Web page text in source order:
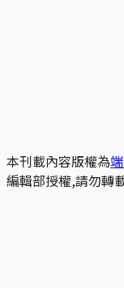
本刊載內容版權為
編輯部授權,請勿轉